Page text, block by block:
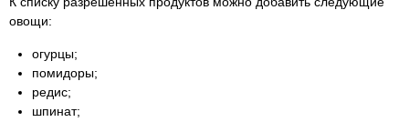
овощи:
огурцы;
помидоры;
редис;
шпинат;